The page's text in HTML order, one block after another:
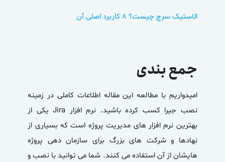
الاستیک سرچ چیست؟ ۸ کاربرد اصلی آن
جمع بندی
امیدواریم با مطالعه این مقاله اطلاعات کاملی در زمینه
نصب جیرا کسب کرده باشید. نرم افزار Jira یکی از
بهترین نرم افزار های مدیریت پروژه است که بسیاری از
نهادها و شرکت های بزرگ برای سازمان دهی پروژه
هایشان از آن استفاده می کنند. شما می توانید با نصب و